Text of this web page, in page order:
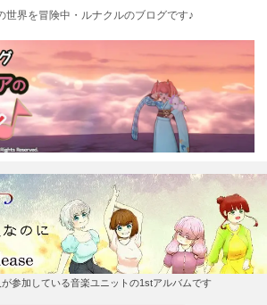
世界を冒険中・ルナクルのブログです♪
参加している音楽ユニットの1stアルバムです